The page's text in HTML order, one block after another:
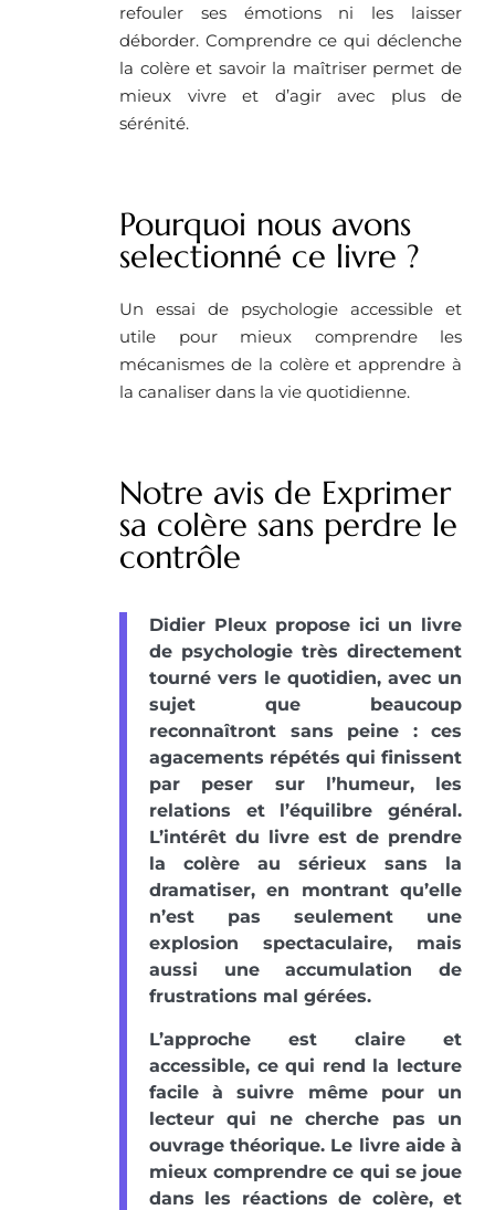
refouler ses émotions ni les laisser
déborder. Comprendre ce qui déclenche
la colère et savoir la maîtriser permet de
mieux vivre et d’agir avec plus de
sérénité.
Pourquoi nous avons
selectionné ce livre ? ​
Un essai de psychologie accessible et
utile pour mieux comprendre les
mécanismes de la colère et apprendre à
la canaliser dans la vie quotidienne.
Notre avis de Exprimer
sa colère sans perdre le
contrôle
Didier Pleux propose ici un livre
de psychologie très directement
tourné vers le quotidien, avec un
sujet que beaucoup
reconnaîtront sans peine : ces
agacements répétés qui finissent
par peser sur l’humeur, les
relations et l’équilibre général.
L’intérêt du livre est de prendre
la colère au sérieux sans la
dramatiser, en montrant qu’elle
n’est pas seulement une
explosion spectaculaire, mais
aussi une accumulation de
frustrations mal gérées.
L’approche est claire et
accessible, ce qui rend la lecture
facile à suivre même pour un
lecteur qui ne cherche pas un
ouvrage théorique. Le livre aide à
mieux comprendre ce qui se joue
dans les réactions de colère, et